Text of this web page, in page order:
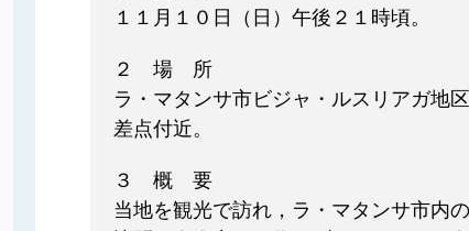
１１月１０日（日）午後２１時頃。
２ 場 所
ラ・マタンサ市ビジャ・ルスリアガ地
差点付近。
３ 概 要
当地を観光で訪れ，ラ・マタンサ市内